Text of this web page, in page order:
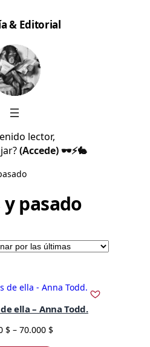
& Editorial
lector,
(Accede) 🕶️⚡🐇
pasado
ella – Anna Todd.
$ – 70.000 $P